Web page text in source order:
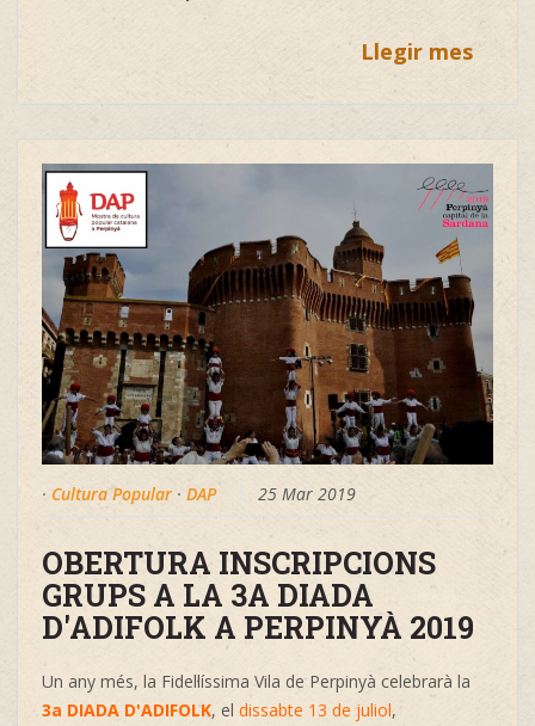
Llegir mes
· Cultura Popular · DAP 25 Mar 2019
OBERTURA INSCRIPCIONS
GRUPS A LA 3A DIADA
D'ADIFOLK A PERPINYÀ 2019
Un any més, la Fidel·líssima Vila de Perpinyà celebrarà la
3a DIADA D'ADIFOLK, el dissabte 13 de juliol,